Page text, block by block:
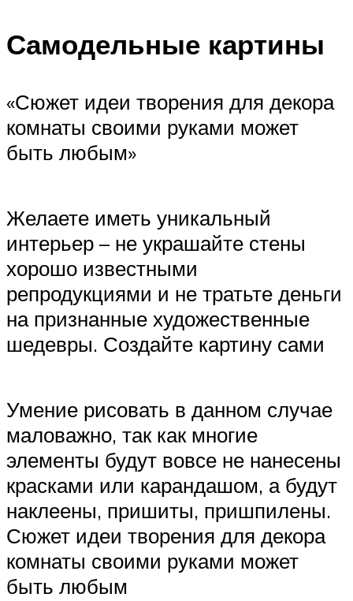
Самодельные картины
«Сюжет идеи творения для декора
комнаты своими руками может
быть любым»
Желаете иметь уникальный
интерьер – не украшайте стены
хорошо известными
репродукциями и не тратьте деньги
на признанные художественные
шедевры. Создайте картину сами
Умение рисовать в данном случае
маловажно, так как многие
элементы будут вовсе не нанесены
красками или карандашом, а будут
наклеены, пришиты, пришпилены.
Сюжет идеи творения для декора
комнаты своими руками может
быть любым